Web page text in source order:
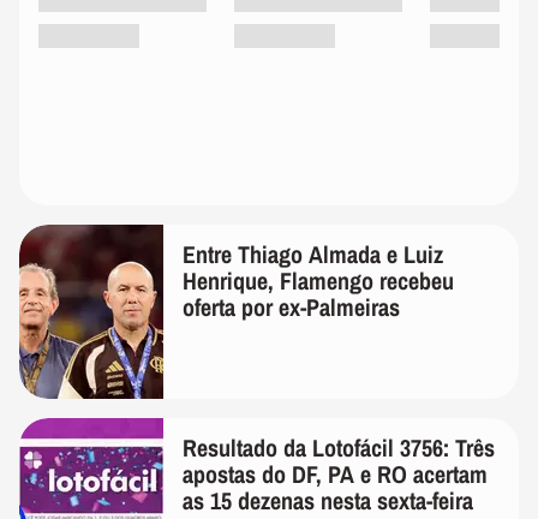
Entre Thiago Almada e Luiz
Henrique, Flamengo recebeu
oferta por ex-Palmeiras
Resultado da Lotofácil 3756: Três
apostas do DF, PA e RO acertam
as 15 dezenas nesta sexta-feira